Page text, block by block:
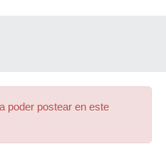
poder postear en este